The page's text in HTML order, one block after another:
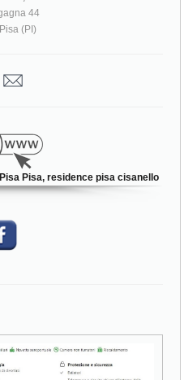
44
(PI)
Pisa, residence pisa cisanello